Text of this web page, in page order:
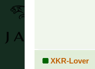
XKR-Lover